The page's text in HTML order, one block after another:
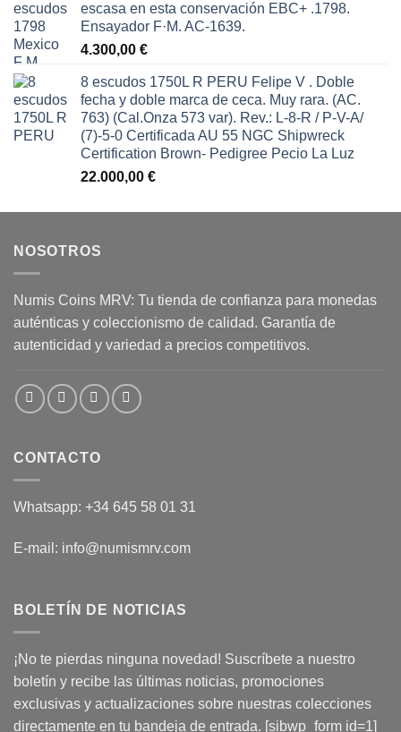
escasa en esta conservación EBC+ .1798.
Ensayador F·M. AC-1639.
4.300,00 €
8 escudos 1750L R PERU Felipe V . Doble
fecha y doble marca de ceca. Muy rara. (AC.
763) (Cal.Onza 573 var). Rev.: L-8-R / P-V-A/
(7)-5-0 Certificada AU 55 NGC Shipwreck
Certification Brown- Pedigree Pecio La Luz
22.000,00 €
NOSOTROS
Numis Coins MRV: Tu tienda de confianza para monedas
auténticas y coleccionismo de calidad. Garantía de
autenticidad y variedad a precios competitivos.
CONTACTO
Whatsapp: +34 645 58 01 31
E-mail: info@numismrv.com
BOLETÍN DE NOTICIAS
¡No te pierdas ninguna novedad! Suscríbete a nuestro
boletín y recibe las últimas noticias, promociones
exclusivas y actualizaciones sobre nuestras colecciones
directamente en tu bandeja de entrada. [sibwp_form id=1]